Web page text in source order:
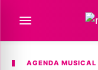
AGENDA MUSICAL